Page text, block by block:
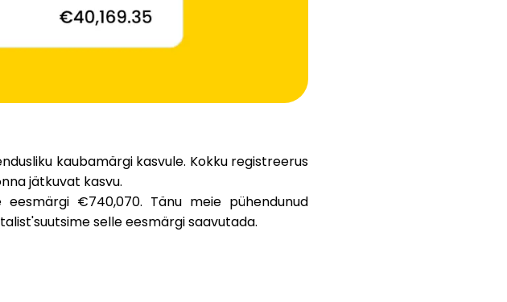
Abi
ask@scrambleup.com
kaubamärgikasvule. Kokku registreerus
jätkuvat kasvu.
eesmärgi €740,070. Tänu meie pühendunud
selle eesmärgi saavutada.